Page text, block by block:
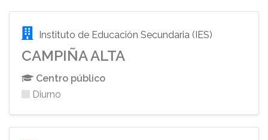
Instituto de Educación Secundaria (IES)
CAMPIÑA ALTA
Centro público
Diurno